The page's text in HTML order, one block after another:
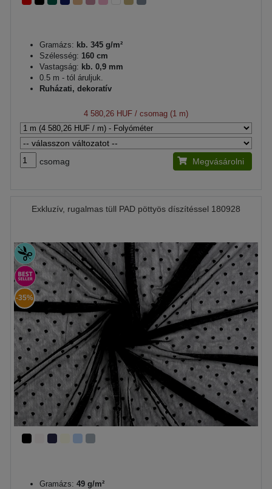
Gramázs: kb. 345 g/m²
Szélesség: 160 cm
Vastagság: kb. 0,9 mm
0.5 m - tól áruljuk.
Ruházati, dekoratív
4 580,26 HUF / csomag (1 m)
csomag Megvásárolni
Exkluzív, rugalmas tüll PAD pöttyös díszítéssel 180928
-35%
Gramázs: 49 g/m²